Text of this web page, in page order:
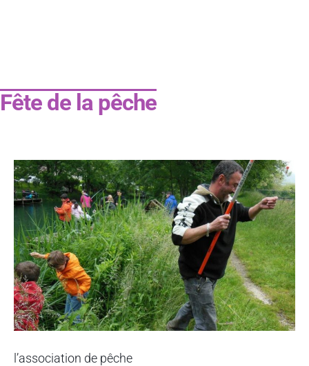
Fête de la pêche
l’association de pêche